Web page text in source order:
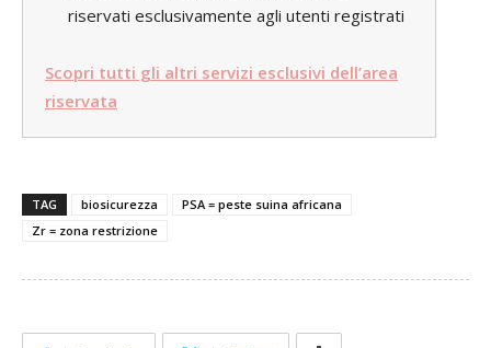
riservati esclusivamente agli utenti registrati
Scopri tutti gli altri servizi esclusivi dell’area
riservata
TAG biosicurezza
PSA = peste suina africana
Zr = zona restrizione